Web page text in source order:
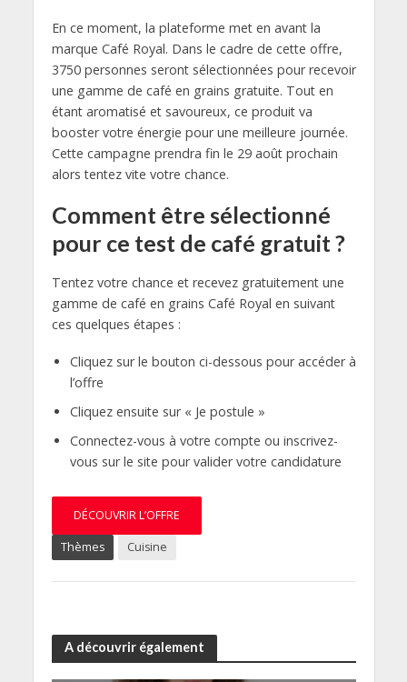
En ce moment, la plateforme met en avant la
marque Café Royal. Dans le cadre de cette offre,
3750 personnes seront sélectionnées pour recevoir
une gamme de café en grains gratuite. Tout en
étant aromatisé et savoureux, ce produit va
booster votre énergie pour une meilleure journée.
Cette campagne prendra fin le 29 août prochain
alors tentez vite votre chance.
Comment être sélectionné
pour ce test de café gratuit ?
Tentez votre chance et recevez gratuitement une
gamme de café en grains Café Royal en suivant
ces quelques étapes :
Cliquez sur le bouton ci-dessous pour accéder à
l’offre
Cliquez ensuite sur « Je postule »
Connectez-vous à votre compte ou inscrivez-
vous sur le site pour valider votre candidature
DÉCOUVRIR L’OFFRE
Thèmes Cuisine
A découvrir également